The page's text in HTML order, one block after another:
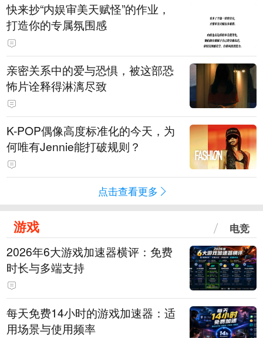
快来抄“内娱审美天赋怪”的作业，
打造你的专属氛围感
亲密关系中的爱与恐惧，被这部恐
怖片诠释得淋漓尽致
K-POP偶像高度标准化的今天，为
何唯有Jennie能打破规则？
点击查看更多
游戏 电竞
2026年6大游戏加速器横评：免费
时长与多端支持
每天免费14小时的游戏加速器：适
用场景与使用频率